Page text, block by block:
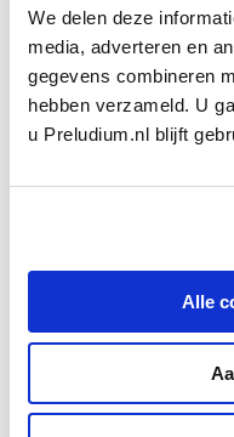
We delen deze
media, adverteren en
gegevens combineren
hebben verzameld. U
u Preludium.nl blijft
Alle
Sopraan Laetitia
tweede thuis’
Hoe ziet de werkdag
Ontvang één keer
over klassieke